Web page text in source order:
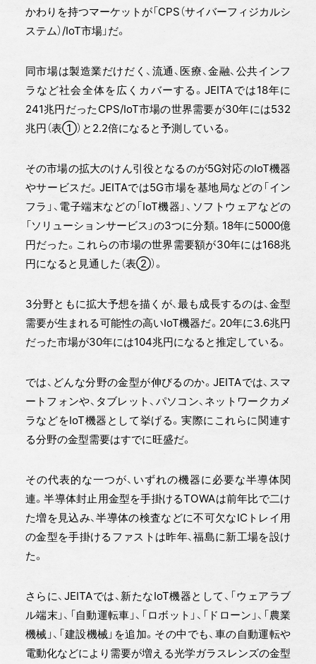
かわりを持つマーケットが「CPS（サイバーフィジカルシ
ステム）/IoT市場」だ。
同市場は製造業だけだく、流通、医療、金融、公共インフ
ラなど社会全体を広くカバーする。JEITAでは18年に
241兆円だったCPS/IoT市場の世界需要が30年には532
兆円（表①）と2.2倍になると予測している。
その市場の拡大のけん引役となるのが5G対応のIoT機器
やサービスだ。JEITAでは5G市場を基地局などの「イン
フラ」、電子端末などの「IoT機器」、ソフトウェアなどの
「ソリューションサービス」の3つに分類。18年に5000億
円だった。これらの市場の世界需要額が30年には168兆
円になると見通した（表②）。
3分野ともに拡大予想を描くが、最も成長するのは、金型
需要が生まれる可能性の高いIoT機器だ。20年に3.6兆円
だった市場が30年には104兆円になると推定している。
では、どんな分野の金型が伸びるのか。JEITAでは、スマ
ートフォンや、タブレット、パソコン、ネットワークカメ
ラなどをIoT機器として挙げる。実際にこれらに関連す
る分野の金型需要はすでに旺盛だ。
その代表的な一つが、いずれの機器に必要な半導体関
連。半導体封止用金型を手掛けるTOWAは前年比で二け
た増を見込み、半導体の検査などに不可欠なICトレイ用
の金型を手掛けるファストは昨年、福島に新工場を設け
た。
さらに、JEITAでは、新たなIoT機器として、「ウェアラブ
ル端末」、「自動運転車」、「ロボット」、「ドローン」、「農業
機械」、「建設機械」を追加。その中でも、車の自動運転や
電動化などにより需要が増える光学ガラスレンズの金型